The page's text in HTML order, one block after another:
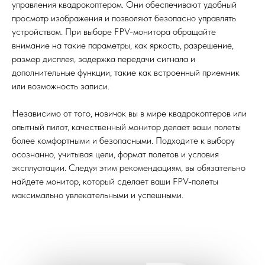
управления квадрокоптером. Они обеспечивают удобный
просмотр изображения и позволяют безопасно управлять
устройством. При выборе FPV-монитора обращайте
внимание на такие параметры, как яркость, разрешение,
размер дисплея, задержка передачи сигнала и
дополнительные функции, такие как встроенный приемник
или возможность записи.
Независимо от того, новичок вы в мире квадрокоптеров или
опытный пилот, качественный монитор делает ваши полеты
более комфортными и безопасными. Подходите к выбору
осознанно, учитывая цели, формат полетов и условия
эксплуатации. Следуя этим рекомендациям, вы обязательно
найдете монитор, который сделает ваши FPV-полеты
максимально увлекательными и успешными.